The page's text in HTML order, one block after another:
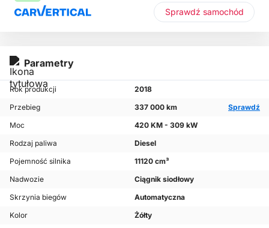
Sprawdź samochód
Parametry
Rok produkcji
2018
Przebieg
337 000 km
Sprawdź
Moc
420 KM - 309 kW
Rodzaj paliwa
Diesel
Pojemność silnika
11120 cm³
Nadwozie
Ciągnik siodłowy
Skrzynia biegów
Automatyczna
Kolor
Żółty